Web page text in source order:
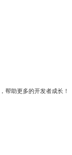
帮助更多的开发者成长！